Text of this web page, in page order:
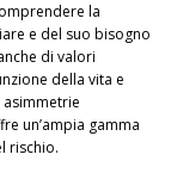
la
e del suo bisogno
di valori
della vita e
asimmetrie
un’ampia gamma
rischio.